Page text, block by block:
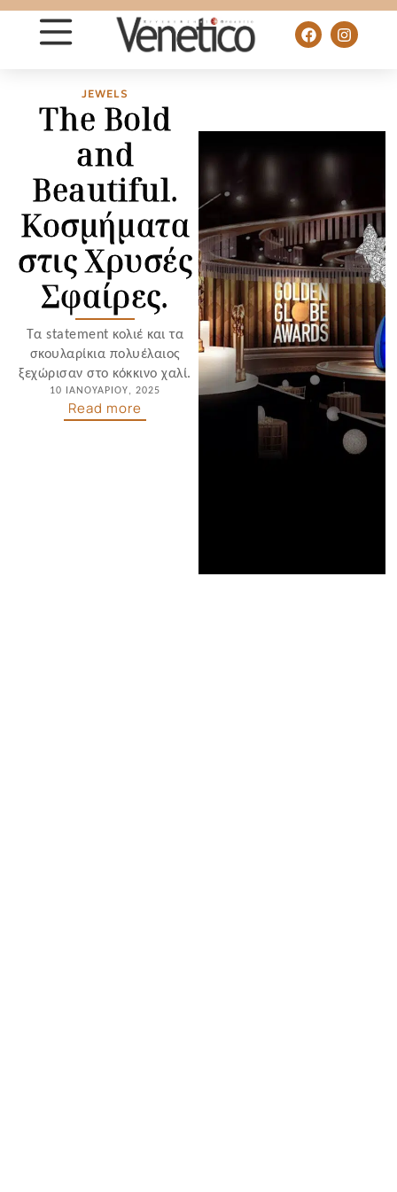
JEWELS
The Bold
and
Beautiful.
Κοσμήματα
στις Χρυσές
Σφαίρες.
Τα statement κολιέ και τα
σκουλαρίκια πολυέλαιος
ξεχώρισαν στο κόκκινο χαλί.
10 ΙΑΝΟΥΑΡΊΟΥ, 2025
Read more